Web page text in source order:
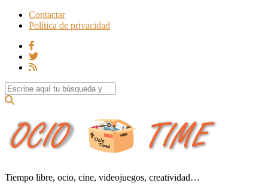
Contactar
Política de privacidad
Search for:
Tiempo libre, ocio, cine, videojuegos, creatividad…